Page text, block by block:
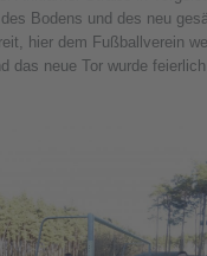
Bodens und des neu
hier dem Fußballverein
das neue Tor wurde